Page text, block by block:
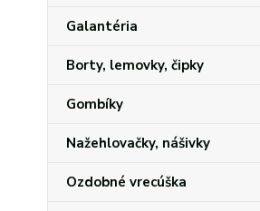
Galantéria
Borty, lemovky, čipky
Gombíky
Nažehlovačky, nášivky
Ozdobné vrecúška